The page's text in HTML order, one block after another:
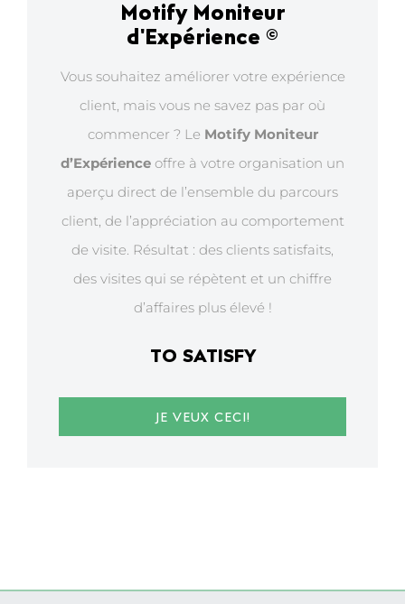
Motify Moniteur
d'Expérience ©
Vous souhaitez améliorer votre expérience
client, mais vous ne savez pas par où
commencer ? Le Motify Moniteur
d’Expérience offre à votre organisation un
aperçu direct de l’ensemble du parcours
client, de l’appréciation au comportement
de visite. Résultat : des clients satisfaits,
des visites qui se répètent et un chiffre
d’affaires plus élevé !
TO SATISFY
JE VEUX CECI!